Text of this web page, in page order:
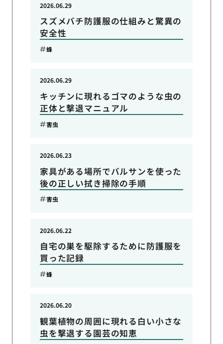
スズメバチ防護服の仕組みと驚異の
安全性
2026.06.29
蜂
キッチンに現れるゴマのような虫の
正体と撃退マニュアル
2026.06.29
害虫
家具がある場所でバルサンを使った
後の正しい拭き掃除の手順
2026.06.23
害虫
自宅の巣を駆除するために防護服を
買った記録
2026.06.22
蜂
観葉植物の周囲に現れる白い小さな
虫を撃退する園芸の知恵
2026.06.20